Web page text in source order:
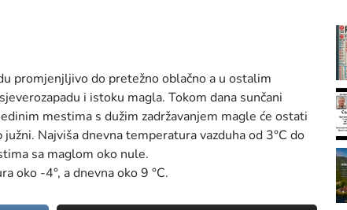
promjenjljivo do pretežno oblačno a u ostalim
i istoku magla. Tokom dana sunčani
mestima s dužim zadržavanjem magle će ostati
Najviša dnevna temperatura vazduha od 3°C do
sa maglom oko nule.
oko -4°, a dnevna oko 9 °C.